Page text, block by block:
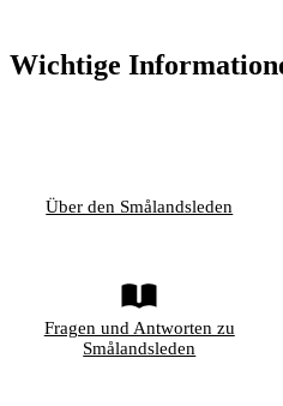
Wichtige
Über den Smålandsleden
Fragen und Antworten zu
Smålandsleden